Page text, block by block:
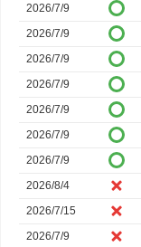
み
2026/7/9
2026/7/9
2026/7/9
2026/7/9
2026/7/9
2026/7/9
2026/7/9
2026/8/4
2026/7/15
2026/7/9